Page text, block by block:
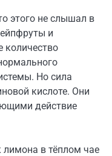
этого не слышал в
и
количество
Но сила
кислоте. Они
действие
лимона в тёплом чае